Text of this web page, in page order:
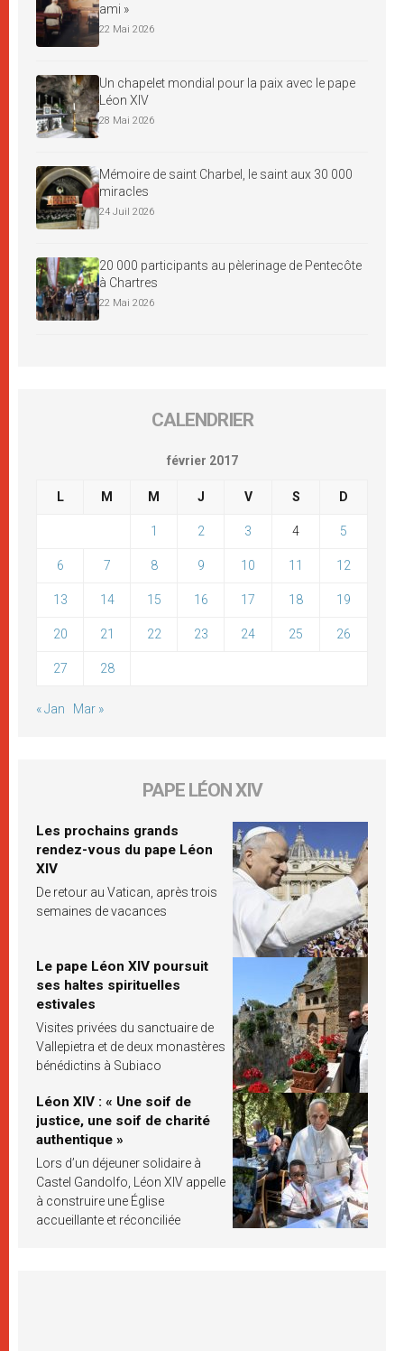
ami »
22 Mai 2026
Un chapelet mondial pour la paix avec le pape
Léon XIV
28 Mai 2026
Mémoire de saint Charbel, le saint aux 30 000
miracles
24 Juil 2026
20 000 participants au pèlerinage de Pentecôte
à Chartres
22 Mai 2026
CALENDRIER
février 2017
L M M J V S D
1 2 3 4 5
6 7 8 9 10 11 12
13 14 15 16 17 18 19
20 21 22 23 24 25 26
27 28
« Jan Mar »
PAPE LÉON XIV
Les prochains grands
rendez-vous du pape Léon
XIV
De retour au Vatican, après trois
semaines de vacances
Le pape Léon XIV poursuit
ses haltes spirituelles
estivales
Visites privées du sanctuaire de
Vallepietra et de deux monastères
bénédictins à Subiaco
Léon XIV : « Une soif de
justice, une soif de charité
authentique »
Lors d’un déjeuner solidaire à
Castel Gandolfo, Léon XIV appelle
à construire une Église
accueillante et réconciliée